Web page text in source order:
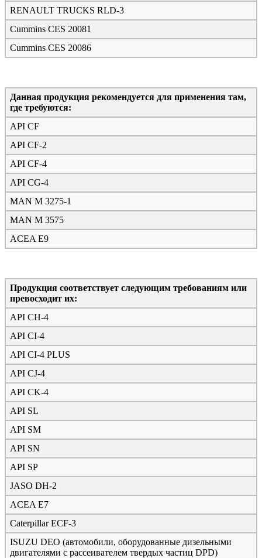
RENAULT TRUCKS RLD-3
Cummins CES 20081
Cummins CES 20086
Данная продукция рекомендуется для применения там,
где требуются:
API CF
API CF-2
API CF-4
API CG-4
MAN M 3275-1
MAN M 3575
ACEA E9
Продукция соответствует следующим требованиям или
превосходит их:
API CH-4
API CI-4
API CI-4 PLUS
API CJ-4
API CK-4
API SL
API SM
API SN
API SP
JASO DH-2
ACEA E7
Caterpillar ECF-3
ISUZU DEO (автомобили, оборудованные дизельными
двигателями с рассеивателем твердых частиц DPD)